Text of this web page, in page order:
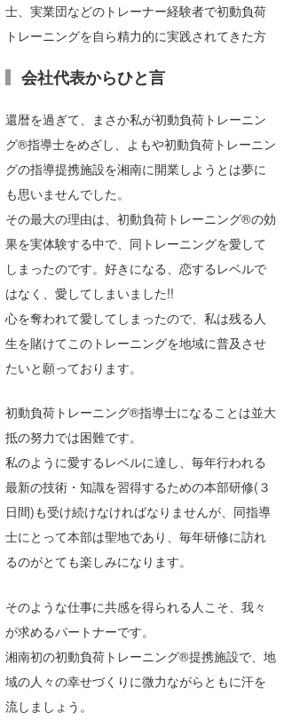
士、実業団などのトレーナー経験者で初動負荷
トレーニングを自ら精力的に実践されてきた方
会社代表からひと言
還暦を過ぎて、まさか私が初動負荷トレーニン
グ®指導士をめざし、よもや初動負荷トレーニン
グの指導提携施設を湘南に開業しようとは夢に
も思いませんでした。
その最大の理由は、初動負荷トレーニング®の効
果を実体験する中で、同トレーニングを愛して
しまったのです。好きになる、恋するレベルで
はなく、愛してしまいました!!
心を奪われて愛してしまったので、私は残る人
生を賭けてこのトレーニングを地域に普及させ
たいと願っております。
初動負荷トレーニング®指導士になることは並大
抵の努力では困難です。
私のように愛するレベルに達し、毎年行われる
最新の技術・知識を習得するための本部研修(３
日間)も受け続けなければなりませんが、同指導
士にとって本部は聖地であり、毎年研修に訪れ
るのがとても楽しみになります。
そのような仕事に共感を得られる人こそ、我々
が求めるパートナーです。
湘南初の初動負荷トレーニング®提携施設で、地
域の人々の幸せづくりに微力ながらともに汗を
流しましょう。